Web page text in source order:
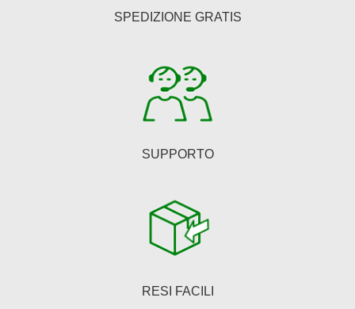
SPEDIZIONE GRATIS
SUPPORTO
RESI FACILI